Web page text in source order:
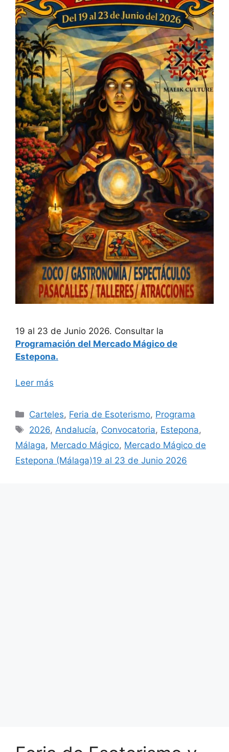
19 al 23 de Junio 2026. Consultar la
Programación del Mercado Mágico de
Estepona.
Leer más
Categorías
Carteles, Feria de Esoterismo, Programa
Etiquetas
2026, Andalucía, Convocatoria, Estepona,
Málaga, Mercado Mágico, Mercado Mágico de
Estepona (Málaga)19 al 23 de Junio 2026